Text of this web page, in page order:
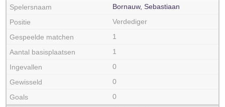
Bornauw, Sebastiaan
Verdediger
1
1
0
0
0